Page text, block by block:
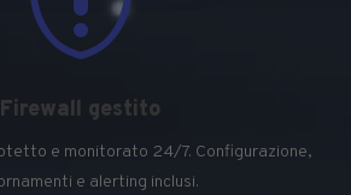
Firewall gestito
e monitorato 24/7. Configurazione,
e alerting inclusi.